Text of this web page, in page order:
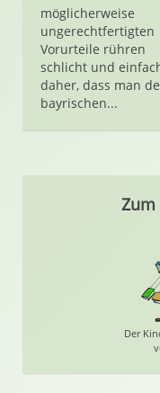
möglicherweise
ungerechtfertigten
Vorurteile rühren
schlicht und
daher, dass man
bayrischen...
Zum
Der